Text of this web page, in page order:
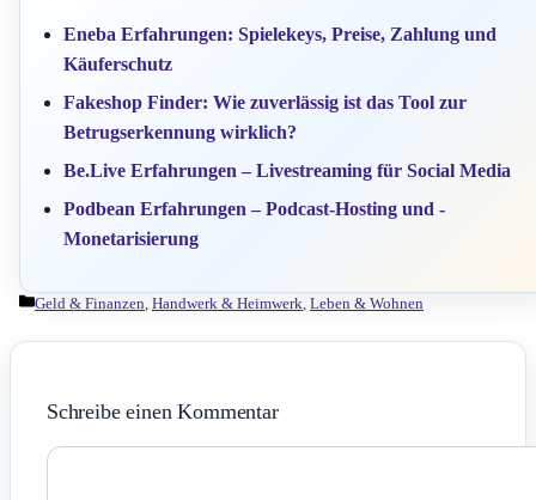
Eneba Erfahrungen: Spielekeys, Preise, Zahlung und
Käuferschutz
Fakeshop Finder: Wie zuverlässig ist das Tool zur
Betrugserkennung wirklich?
Be.Live Erfahrungen – Livestreaming für Social Media
Podbean Erfahrungen – Podcast-Hosting und -
Monetarisierung
Kategorien
Geld & Finanzen, Handwerk & Heimwerk, Leben & Wohnen
Schreibe einen Kommentar
Kommentar